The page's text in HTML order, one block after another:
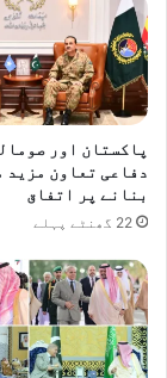
پاکستان اور
دفاعی تعاون مزید
بنانے پر اتفاق
22 گھنٹے پہلے